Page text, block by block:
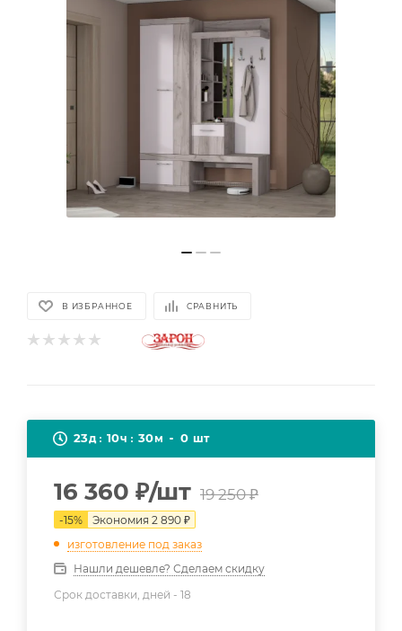
В ИЗБРАННОЕ СРАВНИТЬ
23д 10ч 30м 0 шт
16 360 ₽/шт 19 250₽
-15% Экономия 2 890 ₽
изготовление под заказ
Нашли дешевле? Сделаем скидку
Срок доставки, дней - 18